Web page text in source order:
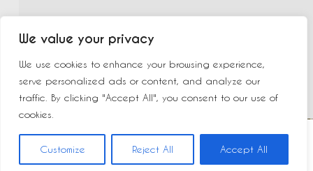
We value your privacy
We use cookies to enhance your browsing experience,
serve personalized ads or content, and analyze our
traffic. By clicking "Accept All", you consent to our use of
cookies.
Customize Reject All Accept All
©2023 New Delhi | Made byYurcom| Mentions légales